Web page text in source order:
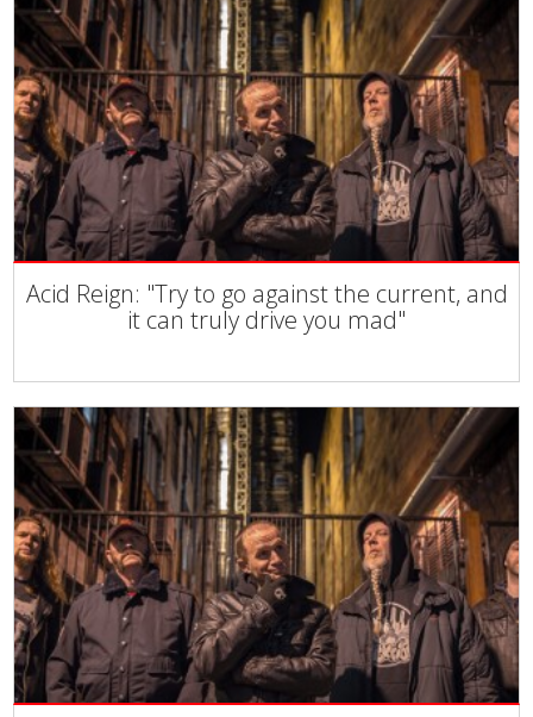
Acid Reign: "Try to go against the current, and
it can truly drive you mad"